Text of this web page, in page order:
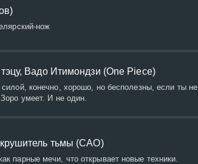
нож
Вадо Итимондзи (One Piece)
конечно, хорошо, но бесполезны, если ты
умеет. И не один.
тьмы (САО)
парные мечи, что открывает новые техники.